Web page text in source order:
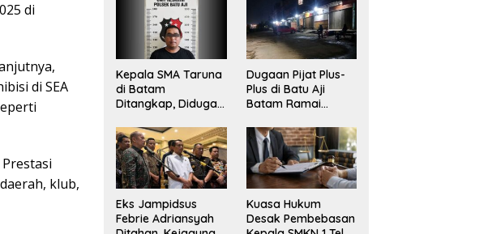
dі
dі SEA
dаеrаh, klub,
Kepala SMA Taruna
di Batam
Ditangkap, Diduga
Sekolah Rp143 Juta
Dugaan Pijat Plus-
Plus di Batu Aji
Batam Ramai
Desak Penyelidikan
Eks Jampidsus
Febrie Adriansyah
Kuasa Hukum
Desak Pembebasan